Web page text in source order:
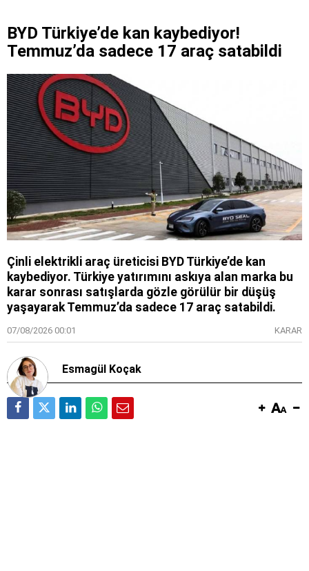
BYD Türkiye’de kan kaybediyor!
Temmuz’da sadece 17 araç satabildi
Çinli elektrikli araç üreticisi BYD Türkiye’de kan
kaybediyor. Türkiye yatırımını askıya alan marka bu
karar sonrası satışlarda gözle görülür bir düşüş
yaşayarak Temmuz’da sadece 17 araç satabildi.
07/08/2026 00:01 KARAR
Esmagül Koçak